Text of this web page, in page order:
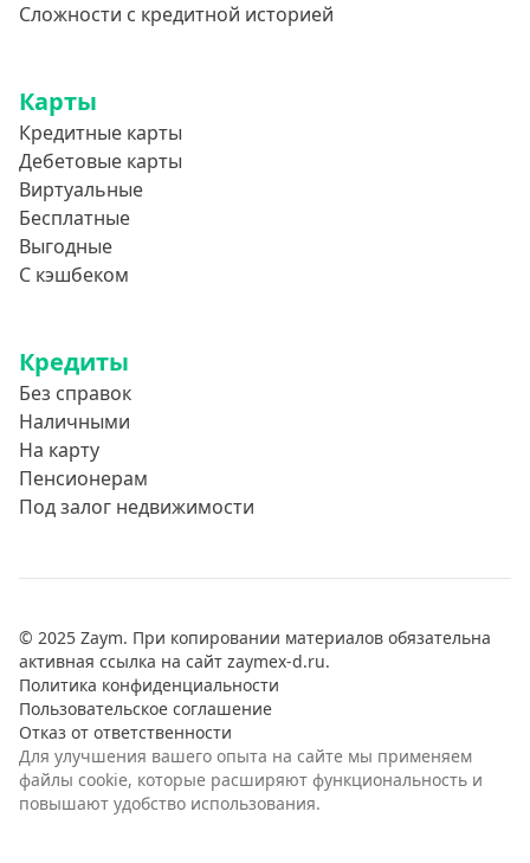
Сложности с кредитной историей
Карты
Кредитные карты
Дебетовые карты
Виртуальные
Бесплатные
Выгодные
С кэшбеком
Кредиты
Без справок
Наличными
На карту
Пенсионерам
Под залог недвижимости
© 2025 Zaym. При копировании материалов обязательна
активная ссылка на сайт zaymex-d.ru.
Политика конфиденциальности
Пользовательское соглашение
Отказ от ответственности
Для улучшения вашего опыта на сайте мы применяем
файлы cookie, которые расширяют функциональность и
повышают удобство использования.